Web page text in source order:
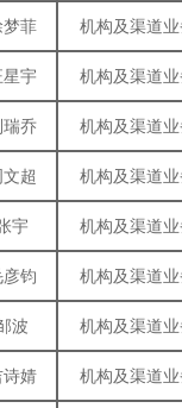
梦菲 机构及渠道
星宇 机构及渠道
瑞乔 机构及渠道
文超 机构及渠道
宇 机构及渠道
彦钧 机构及渠道
波 机构及渠道
诗婧 机构及渠道